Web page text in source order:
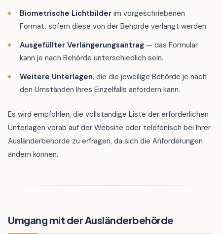
Biometrische Lichtbilder im vorgeschriebenen
Format, sofern diese von der Behörde verlangt werden.
Ausgefüllter Verlängerungsantrag — das Formular
kann je nach Behörde unterschiedlich sein.
Weitere Unterlagen, die die jeweilige Behörde je nach
den Umständen Ihres Einzelfalls anfordern kann.
Es wird empfohlen, die vollständige Liste der erforderlichen
Unterlagen vorab auf der Website oder telefonisch bei Ihrer
Ausländerbehörde zu erfragen, da sich die Anforderungen
ändern können.
Umgang mit der Ausländerbehörde